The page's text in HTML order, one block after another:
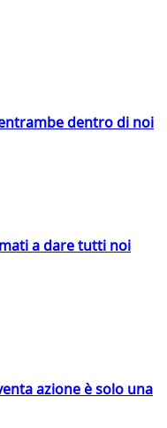
dentro di noi
a dare tutti noi
azione è solo una